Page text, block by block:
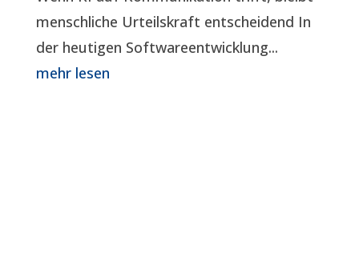
menschliche Urteilskraft entscheidend In
der heutigen Softwareentwicklung...
mehr lesen